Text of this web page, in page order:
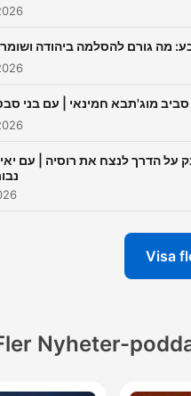
מוג'תבא חמינאי | עם בני
הדרך לנצח את רוסיה | עם
Visa
Nyheter-